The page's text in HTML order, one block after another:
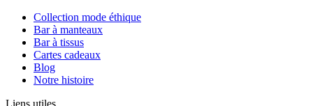
Collection mode éthique
Bar à manteaux
Bar à tissus
Cartes cadeaux
Blog
Notre histoire
Liens utiles